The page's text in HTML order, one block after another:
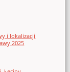
i lokalizacji
2025